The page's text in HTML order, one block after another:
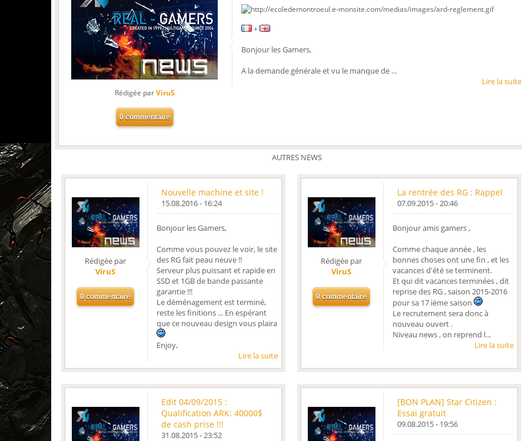
Rédigée parViruS
+
Bonjour les Gamers,
A la demande générale et vu le manque de ...
Lire la suite
AUTRES NEWS
Rédigée par
ViruS
Nouvelle machine et site !
15.08.2016 - 16:24
Bonjour les Gamers,
Comme vous pouvez le voir, le site
des RG fait peau neuve !!
Serveur plus puissant et rapide en
SSD et 1GB de bande passante
garantie !!!
Le déménagement est terminé,
reste les finitions ... En espérant
que ce nouveau design vous plaira
Enjoy,
Lire la suite
Rédigée par
ViruS
La rentrée des RG : Rappel
07.09.2015 - 20:46
Bonjour amis gamers ,
Comme chaque année , les
bonnes choses ont une fin , et les
vacances d'été se terminent.
Et qui dit vacances terminées , dit
reprise des RG , saison 2015-2016
pour sa 17 ième saison
Le recrutement sera donc à
nouveau ouvert .
Niveau news , on reprend l...
Lire la suite
Edit 04/09/2015 :
Qualification ARK: 40000$
de cash prise !!!
31.08.2015 - 23:52
[BON PLAN] Star Citizen :
Essai gratuit
09.08.2015 - 19:56